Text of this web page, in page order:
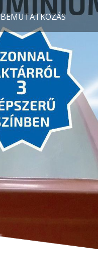
BEMUTATKOZÁS